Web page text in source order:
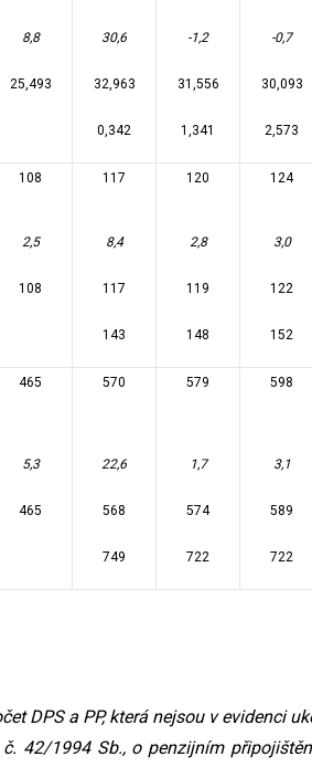
8,8 30,6 -1,2 -0,7
25,493 32,963 31,556 30,093
0,342 1,341 2,573
108 117 120 124
2,5 8,4 2,8 3,0
108 117 119 122
143 148 152
465 570 579 598
5,3 22,6 1,7 3,1
465 568 574 589
749 722 722
DPS a PP, která nejsou v evidenci
42/1994 Sb., o penzijním